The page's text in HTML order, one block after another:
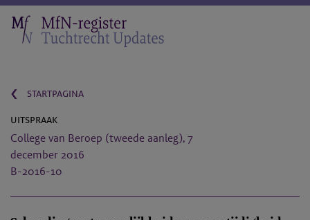
‹
startpagina
uitspraak
College van Beroep (tweede aanleg), 7
december 2016
B-2016-10